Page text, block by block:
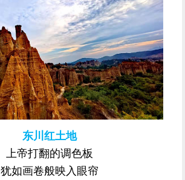
东川红土地
上帝打翻的调色板
犹如画卷般映入眼帘